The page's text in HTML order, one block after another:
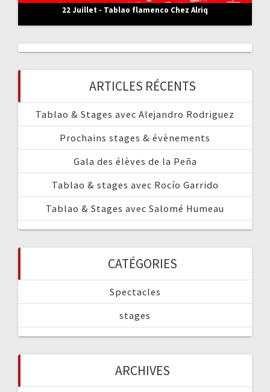
22 Juillet - Tablao flamenco Chez Alriq
ARTICLES RÉCENTS
Tablao & Stages avec Alejandro Rodriguez
Prochains stages & évènements
Gala des élèves de la Peña
Tablao & stages avec Rocío Garrido
Tablao & Stages avec Salomé Humeau
CATÉGORIES
Spectacles
stages
ARCHIVES